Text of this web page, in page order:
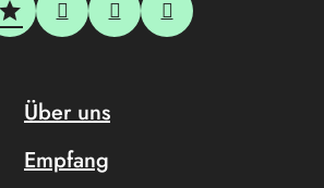
Über uns
Empfang